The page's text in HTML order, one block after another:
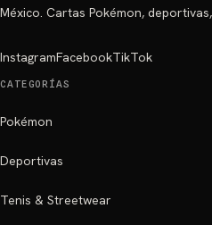
México. Cartas Pokémon,
InstagramFacebookTikTok
CATEGORÍAS
Pokémon
Deportivas
Tenis & Streetwear